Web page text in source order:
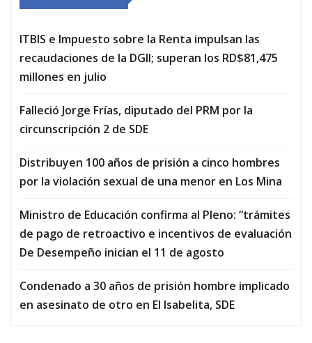
ITBIS e Impuesto sobre la Renta impulsan las
recaudaciones de la DGII; superan los RD$81,475
millones en julio
Falleció Jorge Frías, diputado del PRM por la
circunscripción 2 de SDE
Distribuyen 100 años de prisión a cinco hombres
por la violación sexual de una menor en Los Mina
Ministro de Educación confirma al Pleno: “trámites
de pago de retroactivo e incentivos de evaluación
De Desempeño inician el 11 de agosto
Condenado a 30 años de prisión hombre implicado
en asesinato de otro en El Isabelita, SDE